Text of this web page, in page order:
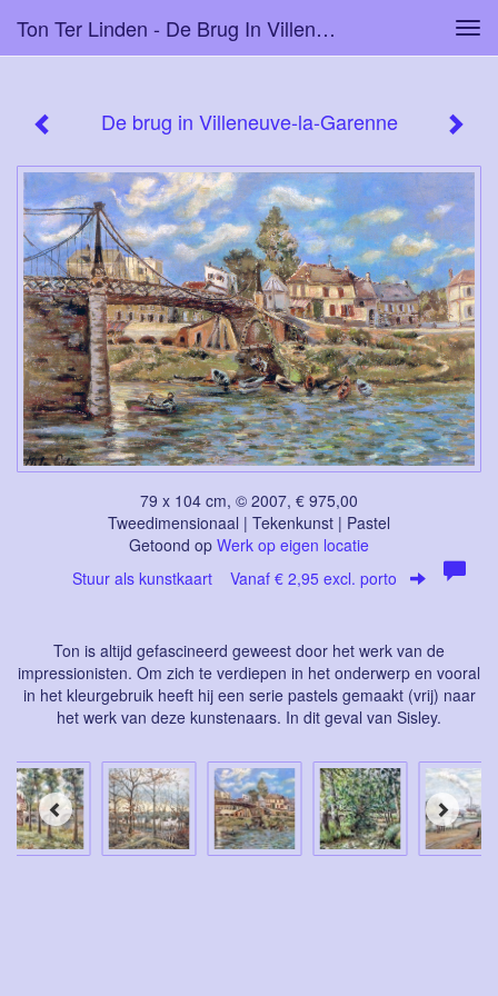
Ton Ter Linden - De Brug In Villeneuve-La-Garenne
De brug in Villeneuve-la-Garenne
79 x 104 cm, © 2007, € 975,00
Tweedimensionaal | Tekenkunst | Pastel
Getoond op Werk op eigen locatie
Stuur als kunstkaart Vanaf € 2,95 excl. porto
Ton is altijd gefascineerd geweest door het werk van de
impressionisten. Om zich te verdiepen in het onderwerp en vooral
in het kleurgebruik heeft hij een serie pastels gemaakt (vrij) naar
het werk van deze kunstenaars. In dit geval van Sisley.